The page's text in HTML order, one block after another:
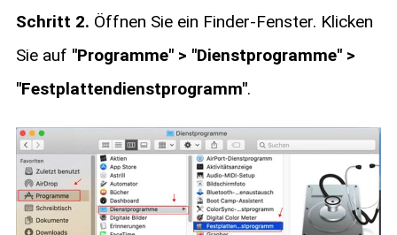
Schritt 2. Öffnen Sie ein Finder-Fenster. Klicken
Sie auf "Programme" > "Dienstprogramme" >
"Festplattendienstprogramm".